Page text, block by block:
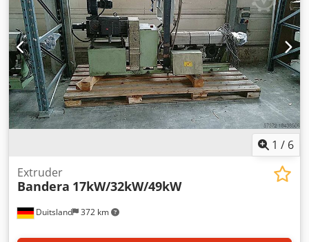
1 / 6
Duitsland 372 km
Extruder
Bandera 17kW/32kW/49kW